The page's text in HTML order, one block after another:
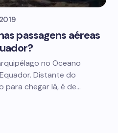
passagens aéreas
no Oceano
Distante do
para chegar lá, é de…